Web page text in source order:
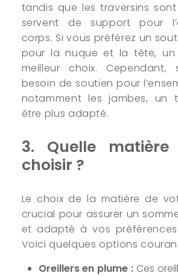
tandis que les traversins
servent de support pour
corps. Si vous préférez un
pour la nuque et la tête, un
meilleur choix. Cependant,
besoin de soutien pour
notamment les jambes, un
être plus adapté.
3. Quelle matière
choisir ?
Le choix de la matière de
crucial pour assurer un
et adapté à vos préférences
Voici quelques options
Oreillers en plume : Ces